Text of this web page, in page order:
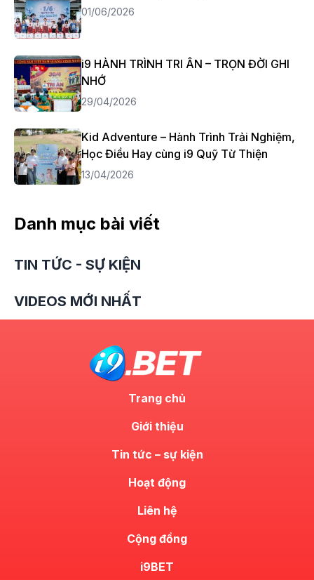
01/06/2026
i9 HÀNH TRÌNH TRI ÂN – TRỌN ĐỜI GHI
NHỚ
29/04/2026
Kid Adventure – Hành Trình Trải Nghiệm,
Học Điều Hay cùng i9 Quỹ Từ Thiện
13/04/2026
Danh mục bài viết
TIN TỨC - SỰ KIỆN
VIDEOS MỚI NHẤT
Trang chủ
Giới thiệu
Tin tức – sự kiện
Hoạt động
Liên hệ
Cộng đồng
i9BET